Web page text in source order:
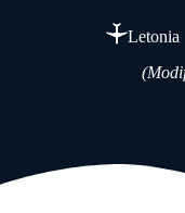
Letonia